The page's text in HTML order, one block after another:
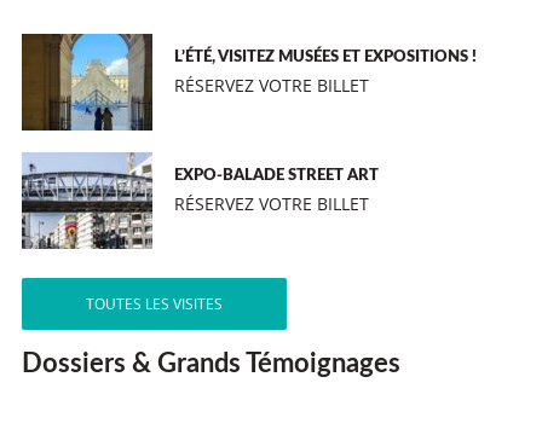
L’ÉTÉ, VISITEZ MUSÉES ET EXPOSITIONS !
RÉSERVEZ VOTRE BILLET
EXPO-BALADE STREET ART
RÉSERVEZ VOTRE BILLET
TOUTES LES VISITES
Dossiers & Grands Témoignages